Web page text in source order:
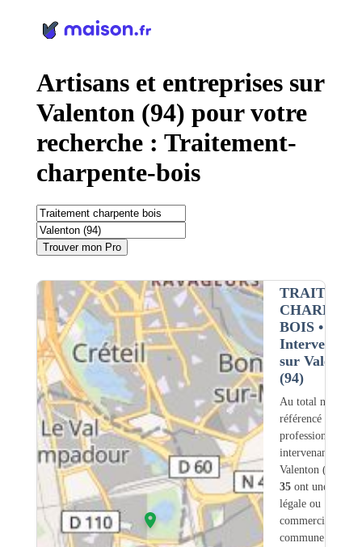
Artisans et entreprises sur
Valenton (94) pour votre
recherche : Traitement-
charpente-bois
Trouver mon Pro
BOIS•
Intervention
sur Valenton
(94)
Au total nous
référencé
professionnels
intervenant sur
Valenton (94)
35ont une
légale ou
commerciale
commune.